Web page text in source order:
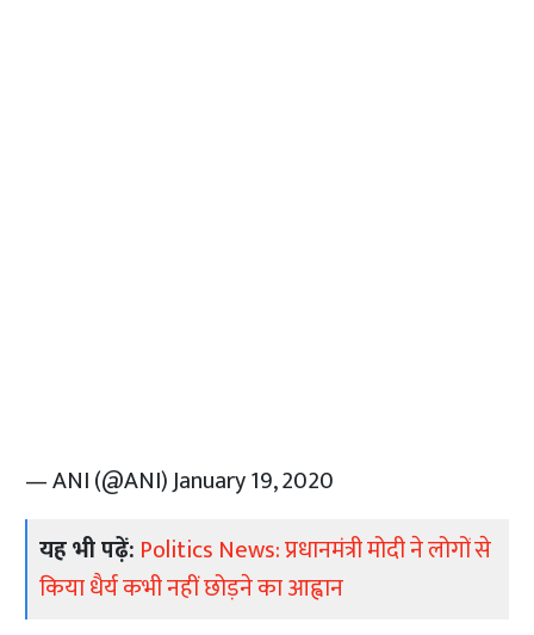
— ANI (@ANI)January 19, 2020
यह भी पढ़ें: Politics News: प्रधानमंत्री मोदी ने लोगों से
किया धैर्य कभी नहीं छोड़ने का आह्वान